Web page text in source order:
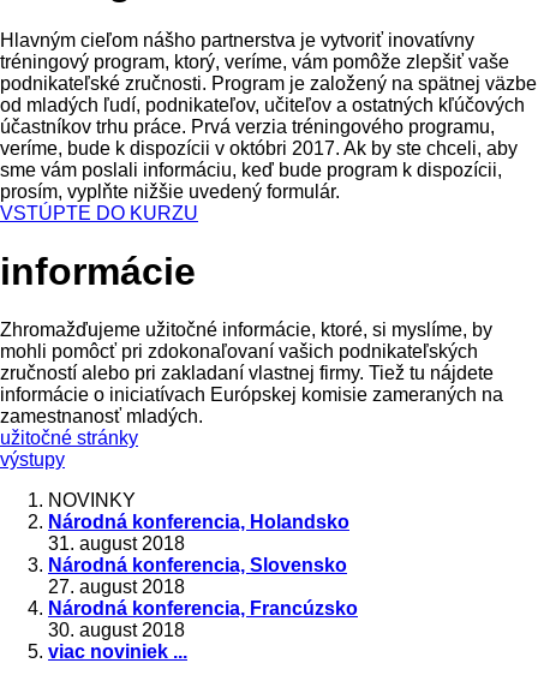
Hlavným cieľom nášho partnerstva je vytvoriť inovatívny
tréningový program, ktorý, veríme, vám pomôže zlepšiť vaše
podnikateľské zručnosti. Program je založený na spätnej väzbe
od mladých ľudí, podnikateľov, učiteľov a ostatných kľúčových
účastníkov trhu práce. Prvá verzia tréningového programu,
veríme, bude k dispozícii v októbri 2017. Ak by ste chceli, aby
sme vám poslali informáciu, keď bude program k dispozícii,
prosím, vyplňte nižšie uvedený formulár.
VSTÚPTE DO KURZU
informácie
Zhromažďujeme užitočné informácie, ktoré, si myslíme, by
mohli pomôcť pri zdokonaľovaní vašich podnikateľských
zručností alebo pri zakladaní vlastnej firmy. Tiež tu nájdete
informácie o iniciatívach Európskej komisie zameraných na
zamestnanosť mladých.
užitočné stránky
výstupy
NOVINKY
Národná konferencia, Holandsko
31. august 2018
Národná konferencia, Slovensko
27. august 2018
Národná konferencia, Francúzsko
30. august 2018
viac noviniek ...